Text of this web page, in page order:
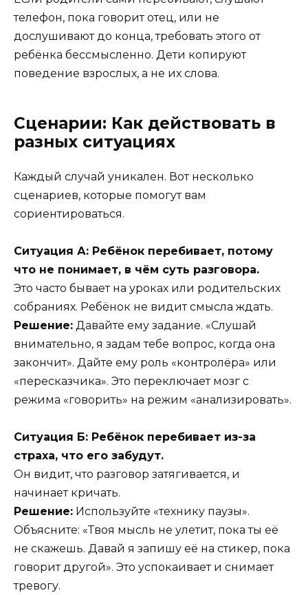
телефон, пока говорит отец, или не
дослушивают до конца, требовать этого от
ребёнка бессмысленно. Дети копируют
поведение взрослых, а не их слова.
Сценарии: Как действовать в
разных ситуациях
Каждый случай уникален. Вот несколько
сценариев, которые помогут вам
сориентироваться.
Ситуация А: Ребёнок перебивает, потому
что не понимает, в чём суть разговора.
Это часто бывает на уроках или родительских
собраниях. Ребёнок не видит смысла ждать.
Решение: Давайте ему задание. «Слушай
внимательно, я задам тебе вопрос, когда она
закончит». Дайте ему роль «контролёра» или
«пересказчика». Это переключает мозг с
режима «говорить» на режим «анализировать».
Ситуация Б: Ребёнок перебивает из-за
страха, что его забудут.
Он видит, что разговор затягивается, и
начинает кричать.
Решение: Используйте «технику паузы».
Объясните: «Твоя мысль не улетит, пока ты её
не скажешь. Давай я запишу её на стикер, пока
говорит другой». Это успокаивает и снимает
тревогу.